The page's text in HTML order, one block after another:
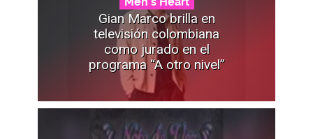
Gian Marco brilla en
televisión colombiana
como jurado en el
programa “A otro nivel”